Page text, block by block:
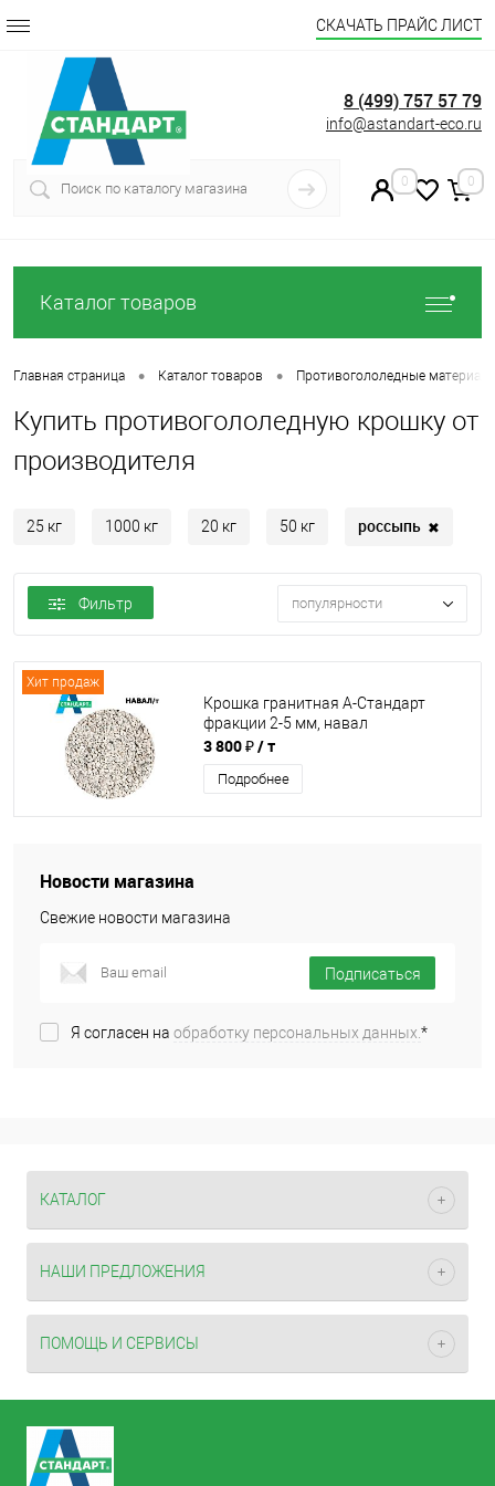
СКАЧАТЬ ПРАЙС ЛИСТ
8 (499) 757 57 79
info@astandart-eco.ru
0 0
Каталог товаров
Главная страница • Каталог товаров • Противогололедные
Купить противогололедную крошку от
производителя
25 кг 1000 кг 20 кг 50 кг россыпь ✖
Фильтр популярности
Хит продаж
Крошка гранитная А-Стандарт
фракции 2-5 мм, навал
3 800 ₽/ т
Подробнее
Новости магазина
Свежие новости магазина
Подписаться
Я согласен на обработку персональных данных. *
КАТАЛОГ
НАШИ ПРЕДЛОЖЕНИЯ
ПОМОЩЬ И СЕРВИСЫ